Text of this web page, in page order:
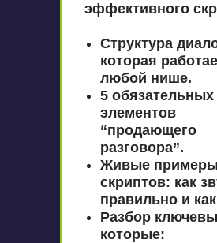
эффективного
Структура
которая
любой нише.
5 обязательных
элементов
“продающего
разговора”.
Живые
скриптов: как
правильно и
Разбор
которые: